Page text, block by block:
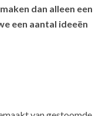
dan alleen een
een aantal ideeën